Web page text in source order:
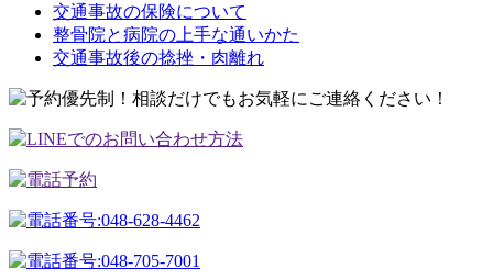
交通事故の保険について
整骨院と病院の上手な通いかた
交通事故後の捻挫・肉離れ